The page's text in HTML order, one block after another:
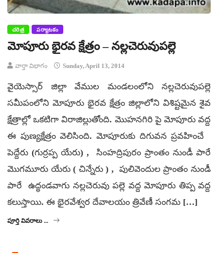
చరిత్ర పర్యాటకం
మోపూరు భైరవ క్షేత్రం – నల్లచెరువుపల్లె
వార్తా విభాగం Sunday, April 13, 2014
వైయెస్సార్ జిల్లా వేముల మండలంలోని నల్లచెరువుపల్లె
సమీపంలోని మోపూరు భైరవ క్షేత్రం జిల్లాలోని విశిష్టమైన శైవ
క్షేత్రాల్లో ఒకటిగా విరాజిల్లుతోంది. మొహనగిరి పై మోపూరు వద్ద
ఈ పుణ్యక్షేత్రం వెలిసింది. మోపూరుకు దిగువన ప్రవహించే
పెద్దేరు (గుర్రప్ప యేరు) , సింహద్రిపురం ప్రాంతం నుండీ పారే
మొగమూరు యేరు ( చిన్నేరు ) , పులివెందుల ప్రాంతం నుండీ
పారే ఉద్ధండవాగు నల్లచెరువు పల్లె వద్ద మోపూరు తిప్ప వద్ద
కలుస్తాయి. ఈ భైరవేశ్వర దేవాలయం త్రివేణీ సంగమ […]
పూర్తి వివరాలు ...